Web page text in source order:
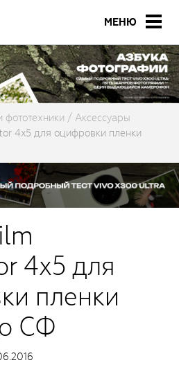
МЕНЮ
фототехники
Аксессуары
4x5 для оцифровки пленки
4x5 для
пленки
СФ